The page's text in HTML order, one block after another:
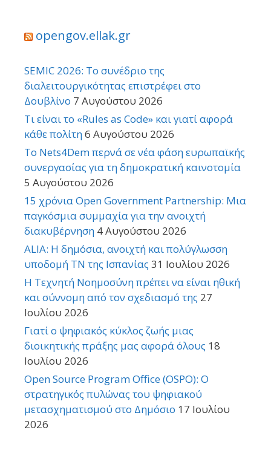
opengov.ellak.gr
SEMIC 2026: Το συνέδριο της
διαλειτουργικότητας επιστρέφει στο
Δουβλίνο 7 Αυγούστου 2026
Τι είναι το «Rules as Code» και γιατί αφορά
κάθε πολίτη6 Αυγούστου 2026
Το Nets4Dem περνά σε νέα φάση ευρωπαϊκής
συνεργασίας για τη δημοκρατική καινοτομία
5 Αυγούστου 2026
15 χρόνια Open Government Partnership: Μια
παγκόσμια συμμαχία για την ανοιχτή
διακυβέρνηση 4 Αυγούστου 2026
ALIA: Η δημόσια, ανοιχτή και πολύγλωσση
υποδομή ΤΝ της Ισπανίας 31 Ιουλίου 2026
Η Τεχνητή Νοημοσύνη πρέπει να είναι ηθική
και σύννομη από τον σχεδιασμό της 27
Ιουλίου 2026
Γιατί ο ψηφιακός κύκλος ζωής μιας
διοικητικής πράξης μας αφορά όλους 18
Ιουλίου 2026
Open Source Program Office (OSPO): Ο
στρατηγικός πυλώνας του ψηφιακού
μετασχηματισμού στο Δημόσιο 17 Ιουλίου
2026